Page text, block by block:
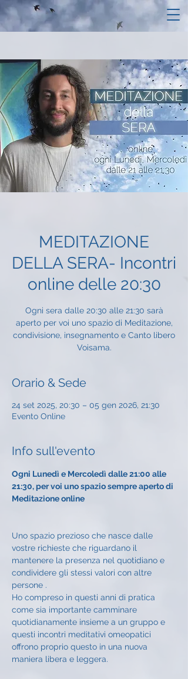
MEDITAZIONE
DELLA SERA- Incontri
online delle 20:30
Ogni sera dalle 20:30 alle 21:30 sarà
aperto per voi uno spazio di Meditazione,
condivisione, insegnamento e Canto libero
Voisama.
Orario & Sede
24 set 2025, 20:30 – 05 gen 2026, 21:30
Evento Online
Info sull'evento
Ogni Lunedì e Mercoledì dalle 21:00 alle
21:30, per voi uno spazio sempre aperto di
Meditazione online
Uno spazio prezioso che nasce dalle
vostre richieste che riguardano il
mantenere la presenza nel quotidiano e
condividere gli stessi valori con altre
persone .
Ho compreso in questi anni di pratica
come sia importante camminare
quotidianamente insieme a un gruppo e
questi incontri meditativi omeopatici
offrono proprio questo in una nuova
maniera libera e leggera.